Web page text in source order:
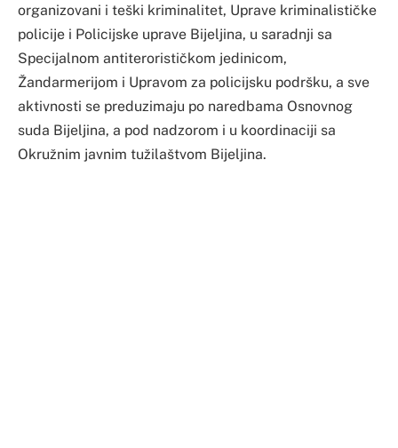
organizovani i teški kriminalitet, Uprave kriminalističke
policije i Policijske uprave Bijeljina, u saradnji sa
Specijalnom antiterorističkom jedinicom,
Žandarmerijom i Upravom za policijsku podršku, a sve
aktivnosti se preduzimaju po naredbama Osnovnog
suda Bijeljina, a pod nadzorom i u koordinaciji sa
Okružnim javnim tužilaštvom Bijeljina.